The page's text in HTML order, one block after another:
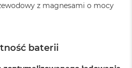
z magnesami o mocy
baterii